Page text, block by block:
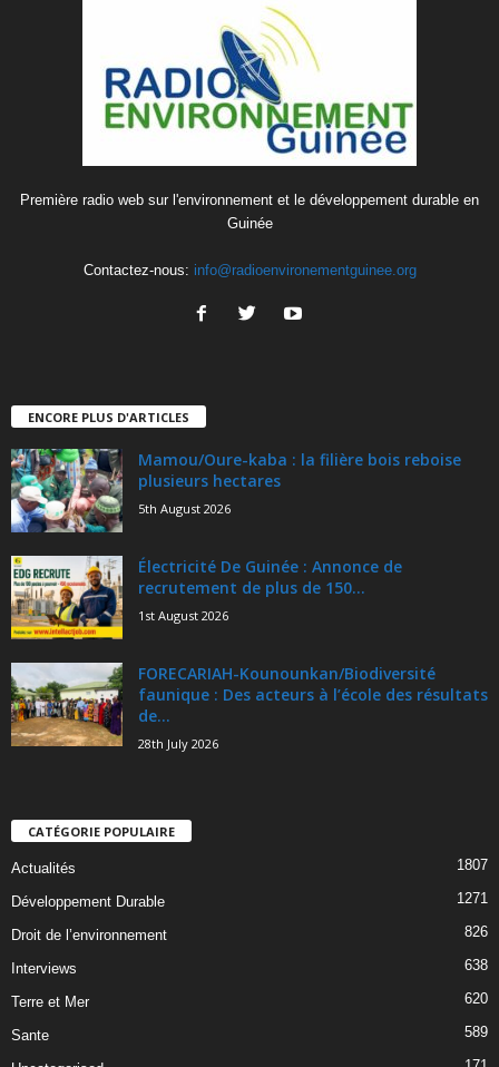
Première radio web sur l'environnement et le développement durable en
Guinée
Contactez-nous: info@radioenvironementguinee.org
ENCORE PLUS D'ARTICLES
Mamou/Oure-kaba : la filière bois reboise
plusieurs hectares
5th August 2026
Électricité De Guinée : Annonce de
recrutement de plus de 150...
1st August 2026
FORECARIAH-Kounounkan/Biodiversité
faunique : Des acteurs à l’école des résultats
de...
28th July 2026
CATÉGORIE POPULAIRE
Actualités 1807
Développement Durable 1271
Droit de l’environnement 826
Interviews 638
Terre et Mer 620
Sante 589